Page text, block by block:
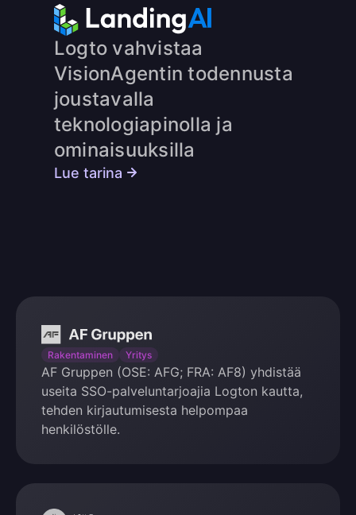
Logto vahvistaa
VisionAgentin todennusta
joustavalla
teknologiapinolla ja
ominaisuuksilla
Lue tarina
Rakentaminen Yritys
AF
Gruppen
AF Gruppen (OSE: AFG; FRA: AF8) yhdistää
useita SSO-palveluntarjoajia Logton kautta,
tehden kirjautumisesta helpompaa
henkilöstölle.